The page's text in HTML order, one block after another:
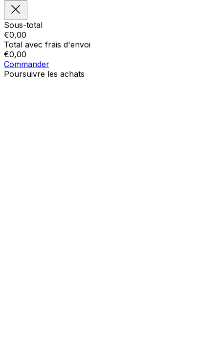
Sous-total
€0,00
Total avec frais d'envoi
€0,00
Commander
Poursuivre les achats